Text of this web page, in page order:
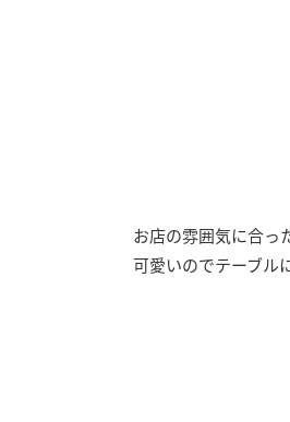
お店の雰囲気に合っ
可愛いのでテーブル